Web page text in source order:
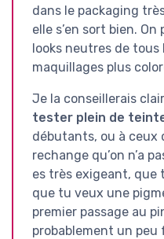
dans le packaging
elle s’en sort bien.
looks neutres de tous
maquillages plus
Je la conseillerais
tester plein de
débutants, ou à
rechange qu’on n’a
es très exigeant, que
que tu veux une
premier passage au
probablement un peu